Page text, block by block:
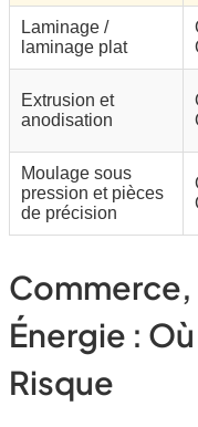
Laminage /
laminage plat
Extrusion et
anodisation
Moulage sous
pression et pièces
de précision
Énergie :
Risque